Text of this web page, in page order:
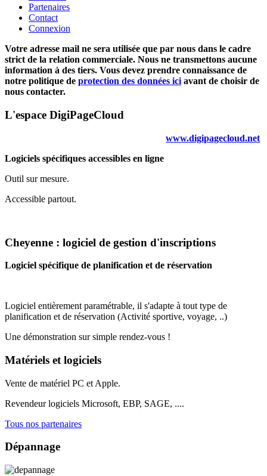
Partenaires
Contact
Connexion
Votre adresse mail ne sera utilisée que par nous dans le cadre
strict de la relation commerciale. Nous ne transmettons aucune
information à des tiers. Vous devez prendre connaissance de
notre politique de protection des données iciavant de choisir de
nous contacter.
L'espace DigiPageCloud
www.digipagecloud.net
Logiciels spécifiques accessibles en ligne
Outil sur mesure.
Accessible partout.
Cheyenne : logiciel de gestion d'inscriptions
Logiciel spécifique de planification et de réservation
Logiciel entièrement paramétrable, il s'adapte à tout type de
planification et de réservation (Activité sportive, voyage, ..)
Une démonstration sur simple rendez-vous !
Matériels et logiciels
Vente de matériel PC et Apple.
Revendeur logiciels Microsoft, EBP, SAGE, ....
Tous nos partenaires
Dépannage